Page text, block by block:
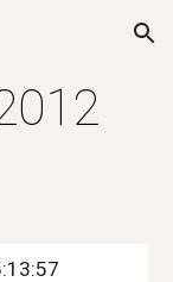
Skip to navigation